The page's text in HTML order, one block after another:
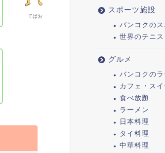
てばお
スポーツ施設
バンコクのス
世界のテニス
グルメ
バンコクの
カフェ・スイ
食べ放題
ラーメン
日本料理
タイ料理
中華料理